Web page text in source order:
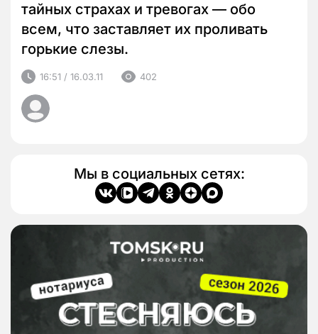
тайных страхах и тревогах — обо
всем, что заставляет их проливать
горькие слезы.
16:51 / 16.03.11 402
Мы в социальных сетях: